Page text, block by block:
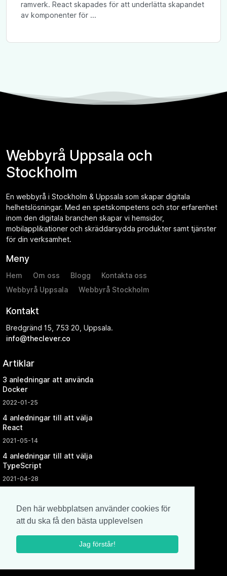
Den här webbplatsen använder cookies för
att du ska få den bästa upplevelsen
Jag förstår!
ramverk. React skapades för att underlätta skapandet
av komponenter för ...
Webbyrå Uppsala och
Stockholm
En webbyrå i Stockholm & Uppsala som skapar digitala
helhetslösningar. Med en spetskompetens och stor erfarenhet
inom den digitala branchen skapar vi hemsidor,
mobilapplikationer och skräddarsydda produkter samt tjänster
för din verksamhet.
Meny
Hem Om oss Blogg
Kontakta oss
Webbyrå Uppsala
Webbyrå Stockholm
Kontakt
Bredgränd 15, 753 20, Uppsala.
info@theclever.co
Artiklar
3 anledningar att använda
Docker
2022-01-25
4 anledningar till att välja
React
2021-05-14
4 anledningar till att välja
TypeScript
2021-04-28
©2026 All Rights Reserved. The Clever Company.
Driftas av The Clever Company